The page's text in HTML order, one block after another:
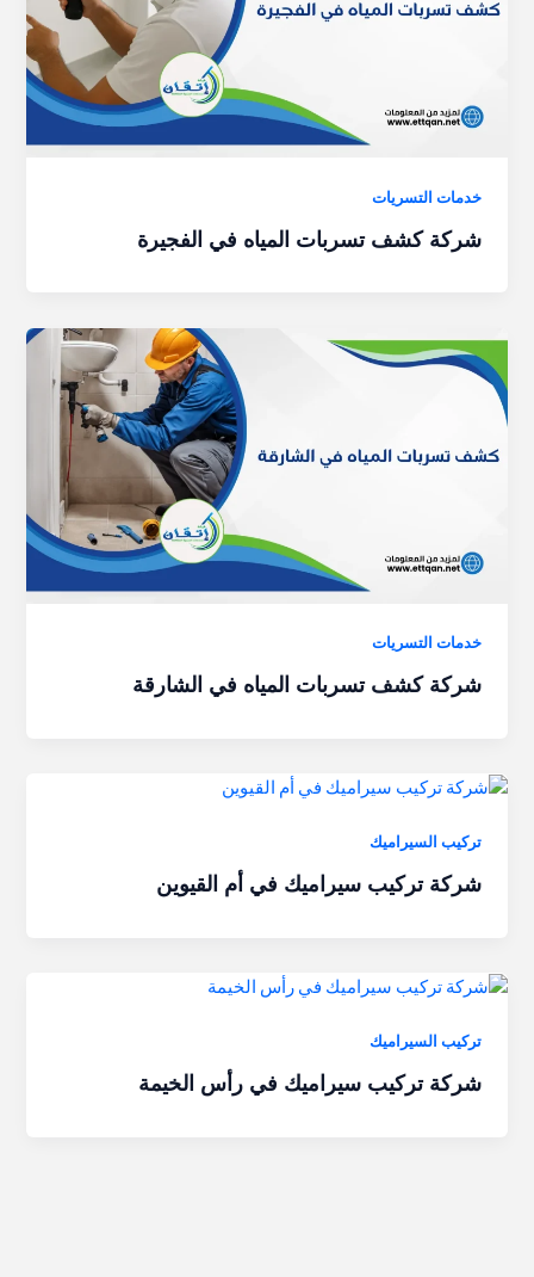
خدمات التسريات
شركة كشف تسربات المياه في الفجيرة
خدمات التسريات
شركة كشف تسربات المياه في الشارقة
تركيب السيراميك
شركة تركيب سيراميك في أم القيوين
تركيب السيراميك
شركة تركيب سيراميك في رأس الخيمة